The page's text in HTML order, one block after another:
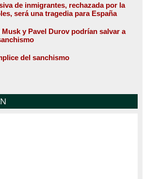
de inmigrantes, rechazada por la
será una tragedia para España
y Pavel Durov podrían salvar a
del sanchismo